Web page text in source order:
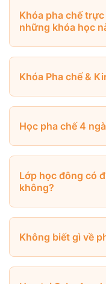
Khóa pha chế
những khóa học
Khóa Pha chế &
Học pha chế 4
Lớp học đông có
không?
Không biết gì về